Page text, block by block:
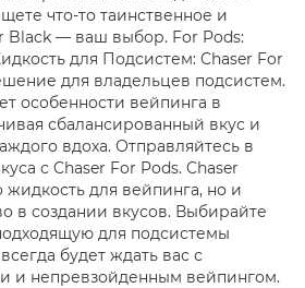
что-то таинственное и
Black — ваш выбор. For Pods:
для Подсистем: Chaser For
для владельцев подсистем.
особенности вейпинга в
сбалансированный вкус и
вдоха. Отправляйтесь в
с Chaser For Pods. Chaser
жидкость для вейпинга, но и
в создании вкусов. Выбирайте
для подсистемы
будет ждать вас с
и непревзойденным вейпингом.